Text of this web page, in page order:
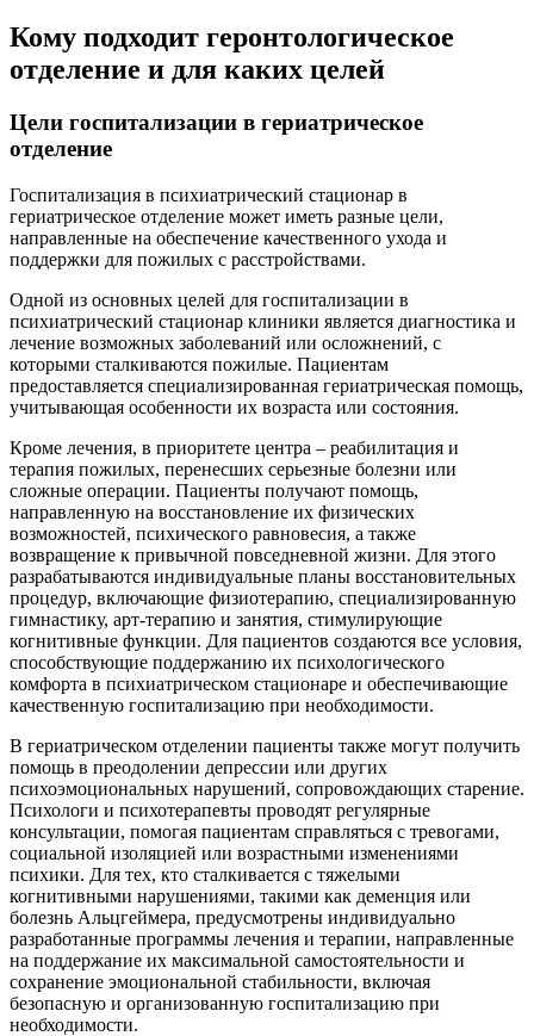
Кому подходит геронтологическое
отделение и для каких целей
Цели госпитализации в гериатрическое
отделение
Госпитализация в психиатрический стационар в
гериатрическое отделение может иметь разные цели,
направленные на обеспечение качественного ухода и
поддержки для пожилых с расстройствами.
Одной из основных целей для госпитализации в
психиатрический стационар клиники является диагностика и
лечение возможных заболеваний или осложнений, с
которыми сталкиваются пожилые. Пациентам
предоставляется специализированная гериатрическая помощь,
учитывающая особенности их возраста или состояния.
Кроме лечения, в приоритете центра – реабилитация и
терапия пожилых, перенесших серьезные болезни или
сложные операции. Пациенты получают помощь,
направленную на восстановление их физических
возможностей, психического равновесия, а также
возвращение к привычной повседневной жизни. Для этого
разрабатываются индивидуальные планы восстановительных
процедур, включающие физиотерапию, специализированную
гимнастику, арт-терапию и занятия, стимулирующие
когнитивные функции. Для пациентов создаются все условия,
способствующие поддержанию их психологического
комфорта в психиатрическом стационаре и обеспечивающие
качественную госпитализацию при необходимости.
В гериатрическом отделении пациенты также могут получить
помощь в преодолении депрессии или других
психоэмоциональных нарушений, сопровождающих старение.
Психологи и психотерапевты проводят регулярные
консультации, помогая пациентам справляться с тревогами,
социальной изоляцией или возрастными изменениями
психики. Для тех, кто сталкивается с тяжелыми
когнитивными нарушениями, такими как деменция или
болезнь Альцгеймера, предусмотрены индивидуально
разработанные программы лечения и терапии, направленные
на поддержание их максимальной самостоятельности и
сохранение эмоциональной стабильности, включая
безопасную и организованную госпитализацию при
необходимости.